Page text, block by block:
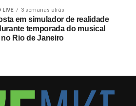
LIVE 3 semanas atrás
em simulador de realidade
temporada do musical
Rio de Janeiro